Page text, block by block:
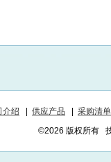
介绍 供应产品
采购清单
©2026 版权所有